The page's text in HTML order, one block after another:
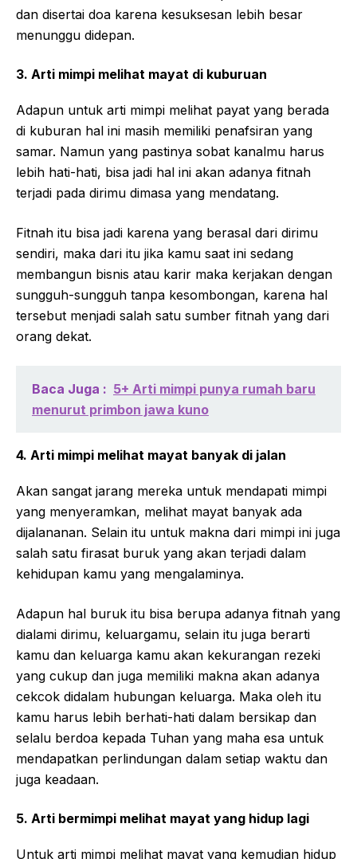
dan disertai doa karena kesuksesan lebih besar
menunggu didepan.
3. Arti mimpi melihat mayat di kuburuan
Adapun untuk arti mimpi melihat payat yang berada
di kuburan hal ini masih memiliki penafsiran yang
samar. Namun yang pastinya sobat kanalmu harus
lebih hati-hati, bisa jadi hal ini akan adanya fitnah
terjadi pada dirimu dimasa yang mendatang.
Fitnah itu bisa jadi karena yang berasal dari dirimu
sendiri, maka dari itu jika kamu saat ini sedang
membangun bisnis atau karir maka kerjakan dengan
sungguh-sungguh tanpa kesombongan, karena hal
tersebut menjadi salah satu sumber fitnah yang dari
orang dekat.
Baca Juga : 5+ Arti mimpi punya rumah baru
menurut primbon jawa kuno
4. Arti mimpi melihat mayat banyak di jalan
Akan sangat jarang mereka untuk mendapati mimpi
yang menyeramkan, melihat mayat banyak ada
dijalananan. Selain itu untuk makna dari mimpi ini juga
salah satu firasat buruk yang akan terjadi dalam
kehidupan kamu yang mengalaminya.
Adapun hal buruk itu bisa berupa adanya fitnah yang
dialami dirimu, keluargamu, selain itu juga berarti
kamu dan keluarga kamu akan kekurangan rezeki
yang cukup dan juga memiliki makna akan adanya
cekcok didalam hubungan keluarga. Maka oleh itu
kamu harus lebih berhati-hati dalam bersikap dan
selalu berdoa kepada Tuhan yang maha esa untuk
mendapatkan perlindungan dalam setiap waktu dan
juga keadaan.
5. Arti bermimpi melihat mayat yang hidup lagi
Untuk arti mimpi melihat mayat yang kemudian hidup